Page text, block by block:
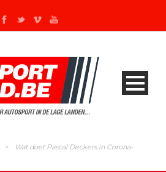
>
Wat doet Pascal Deckers in Corona-